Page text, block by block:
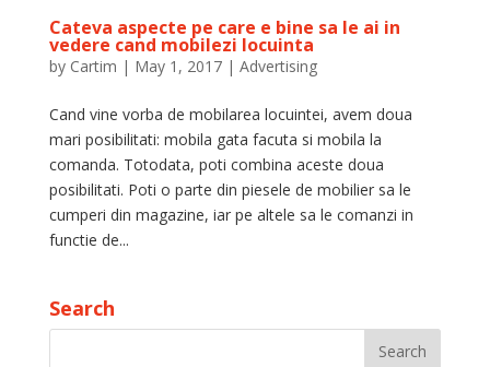
Cateva aspecte pe care e bine sa le ai in
vedere cand mobilezi locuinta
by Cartim | May 1, 2017| Advertising
Cand vine vorba de mobilarea locuintei, avem doua
mari posibilitati: mobila gata facuta si mobila la
comanda. Totodata, poti combina aceste doua
posibilitati. Poti o parte din piesele de mobilier sa le
cumperi din magazine, iar pe altele sa le comanzi in
functie de...
Search